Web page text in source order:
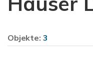
Objekte: 3